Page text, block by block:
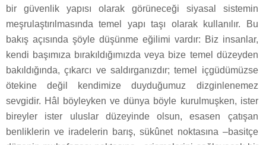
bir güvenlik yapısı olarak görüneceği siyasal sistemin
meşrulaştırılmasında temel yapı taşı olarak kullanılır. Bu
bakış açısında şöyle düşünme eğilimi vardır: Biz insanlar,
kendi başımıza bırakıldığımızda veya bize temel düzeyden
bakıldığında, çıkarcı ve saldırganızdır; temel içgüdümüzse
ötekine değil kendimize duyduğumuz dizginlenemez
sevgidir. Hâl böyleyken ve dünya böyle kurulmuşken, ister
bireyler ister uluslar düzeyinde olsun, esasen çatışan
benliklerin ve iradelerin barış, sükûnet noktasına –basitçe